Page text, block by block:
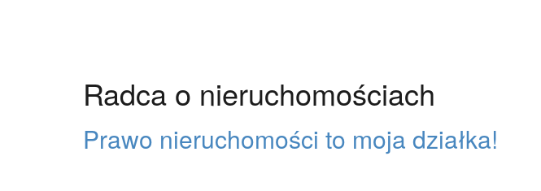
Radca o nieruchomościach
Prawo nieruchomości to moja działka!